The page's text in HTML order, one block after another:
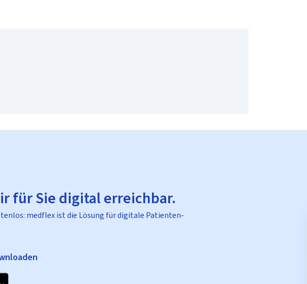
für Sie digital erreichbar.
medflex ist die Lösung für digitale Patienten-